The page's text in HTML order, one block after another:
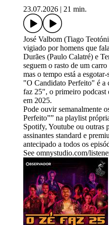
23.07.2026
21 min.
José Valbom (Tiago
vigiado por homens que
Durães (Paulo Calatré) e
seguem o rasto de um
mas o tempo está a esgotar-
"O Candidato Perfeito" é a
faz 25", o primeiro podcast
em 2025.
Pode ouvir semanalmente
Perfeito”” na playlist
Spotify, Youtube ou outras
assinantes standard e
antecipado a todos os
See omnystudio.com/